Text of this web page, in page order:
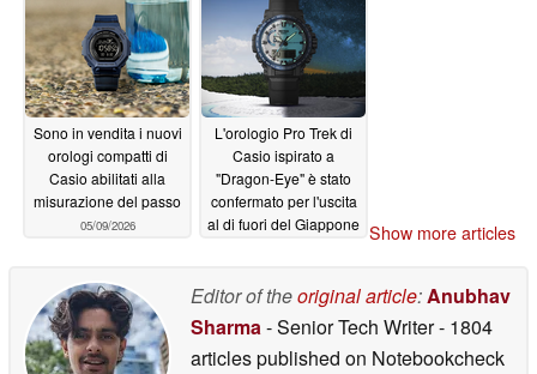
Sono in vendita i nuovi
orologi compatti di
Casio abilitati alla
misurazione del passo
05/09/2026
L'orologio Pro Trek di
Casio ispirato a
"Dragon-Eye" è stato
confermato per l'uscita
al di fuori del Giappone Show more articles
Editor of theoriginal article:Anubhav
Sharma- Senior Tech Writer- 1804
articles published on Notebookcheck